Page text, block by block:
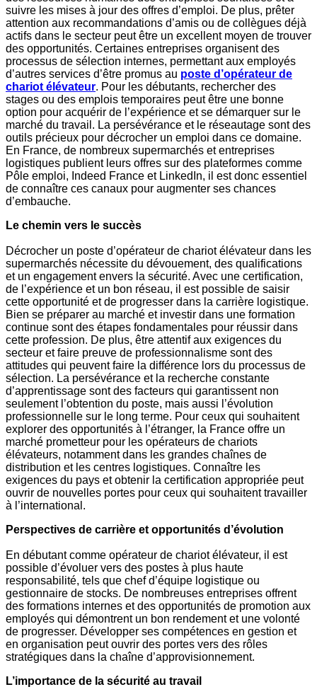
suivre les mises à jour des offres d’emploi. De plus, prêter
attention aux recommandations d’amis ou de collègues déjà
actifs dans le secteur peut être un excellent moyen de trouver
des opportunités. Certaines entreprises organisent des
processus de sélection internes, permettant aux employés
d’autres services d’être promus au poste d’opérateur de
chariot élévateur. Pour les débutants, rechercher des
stages ou des emplois temporaires peut être une bonne
option pour acquérir de l’expérience et se démarquer sur le
marché du travail. La persévérance et le réseautage sont des
outils précieux pour décrocher un emploi dans ce domaine.
En France, de nombreux supermarchés et entreprises
logistiques publient leurs offres sur des plateformes comme
Pôle emploi, Indeed France et LinkedIn, il est donc essentiel
de connaître ces canaux pour augmenter ses chances
d’embauche.
Le chemin vers le succès
Décrocher un poste d’opérateur de chariot élévateur dans les
supermarchés nécessite du dévouement, des qualifications
et un engagement envers la sécurité. Avec une certification,
de l’expérience et un bon réseau, il est possible de saisir
cette opportunité et de progresser dans la carrière logistique.
Bien se préparer au marché et investir dans une formation
continue sont des étapes fondamentales pour réussir dans
cette profession. De plus, être attentif aux exigences du
secteur et faire preuve de professionnalisme sont des
attitudes qui peuvent faire la différence lors du processus de
sélection. La persévérance et la recherche constante
d’apprentissage sont des facteurs qui garantissent non
seulement l’obtention du poste, mais aussi l’évolution
professionnelle sur le long terme. Pour ceux qui souhaitent
explorer des opportunités à l’étranger, la France offre un
marché prometteur pour les opérateurs de chariots
élévateurs, notamment dans les grandes chaînes de
distribution et les centres logistiques. Connaître les
exigences du pays et obtenir la certification appropriée peut
ouvrir de nouvelles portes pour ceux qui souhaitent travailler
à l’international.
Perspectives de carrière et opportunités d’évolution
En débutant comme opérateur de chariot élévateur, il est
possible d’évoluer vers des postes à plus haute
responsabilité, tels que chef d’équipe logistique ou
gestionnaire de stocks. De nombreuses entreprises offrent
des formations internes et des opportunités de promotion aux
employés qui démontrent un bon rendement et une volonté
de progresser. Développer ses compétences en gestion et
en organisation peut ouvrir des portes vers des rôles
stratégiques dans la chaîne d’approvisionnement.
L’importance de la sécurité au travail